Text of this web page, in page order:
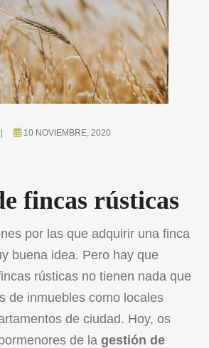
10 NOVIEMBRE, 2020
fincas rústicas
por las que adquirir una finca
buena idea. Pero hay que
rústicas no tienen nada que
de inmuebles como locales
de ciudad. Hoy, os
de la gestión de